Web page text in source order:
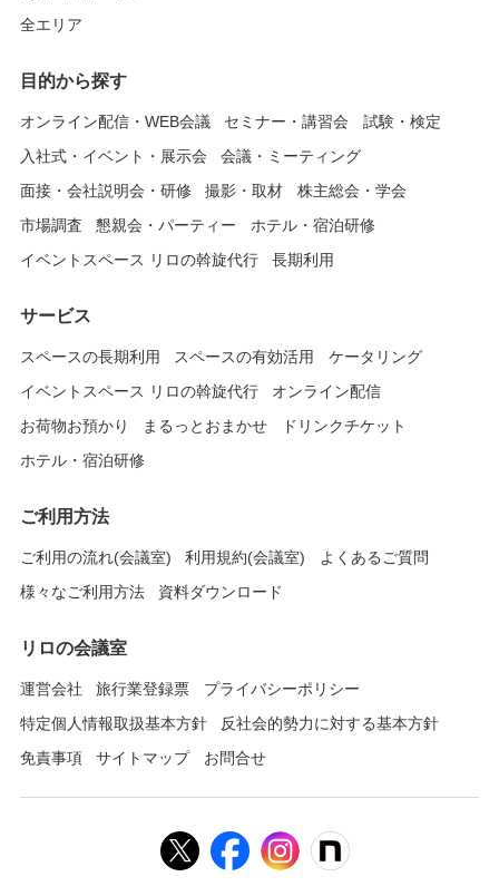
全エリア
目的から探す
オンライン配信・WEB会議 セミナー・講習会
試験・検定
入社式・イベント・展示会
会議・ミーティング
面接・会社説明会・研修
撮影・取材
株主総会・学会
市場調査
懇親会・パーティー
ホテル・宿泊研修
イベントスペース リロの斡旋代行
長期利用
サービス
スペースの長期利用 スペースの有効活用
ケータリング
イベントスペース リロの斡旋代行
オンライン配信
お荷物お預かり
まるっとおまかせ
ドリンクチケット
ホテル・宿泊研修
ご利用方法
ご利用の流れ(会議室) 利用規約(会議室)
よくあるご質問
様々なご利用方法
資料ダウンロード
リロの会議室
運営会社 旅行業登録票
プライバシーポリシー
特定個人情報取扱基本方針
反社会的勢力に対する基本方針
免責事項
サイトマップ お問合せ